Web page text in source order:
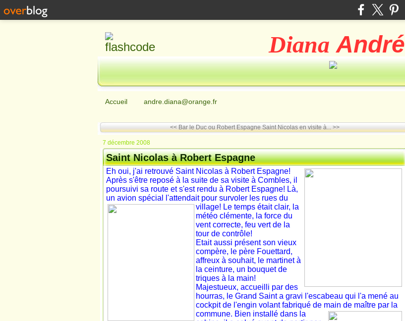
Diana André
Accueil andre.diana@orange.fr
<< Bar le Duc ou Robert Espagne Saint Nicolas en visite à... >>
7 décembre 2008
Saint Nicolas à Robert Espagne
Eh oui, j'ai retrouvé Saint Nicolas à Robert Espagne!
Après s'être reposé à la suite de sa visite à Combles, il
poursuivi sa route et s'est rendu à Robert Espagne! Là,
un avion spécial l'attendait pour survoler les rues du
village! Le temps était clair, la
météo clémente, la force du
vent correcte, feu vert de la
tour de contrôle!
Etait aussi présent son vieux
compère, le père Fouettard,
affreux à souhait, le martinet à
la ceinture, un bouquet de
triques à la main!
Majestueux, accueilli par des
hourras, le Grand Saint a gravi l'escabeau qui l'a mené au
cockpit de l'engin volant fabriqué de main de maître par la
commune. Bien installé dans la